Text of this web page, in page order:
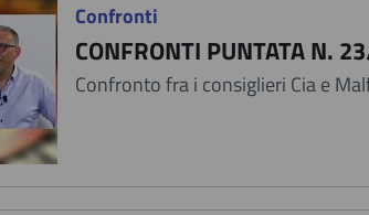
Confronti
CONFRONTI PUNTATA N.
Confronto fra i consiglieri Cia e